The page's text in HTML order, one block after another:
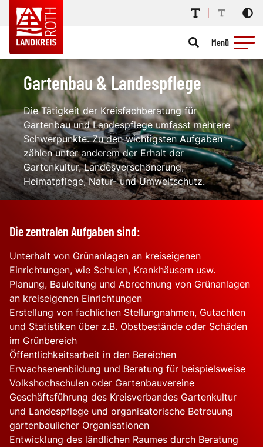
Menü
Gartenbau & Landespflege
Die Tätigkeit der Kreisfachberatung für
Gartenbau und Landespflege umfasst mehrere
Schwerpunkte. Zu den wichtigsten Aufgaben
zählen unter anderem der Erhalt der
Gartenkultur, Landesverschönerung,
Heimatpflege, Natur- und Umweltschutz.
Die zentralen Aufgaben sind:
Unterhalt von Grünanlagen an kreiseigenen
Einrichtungen, wie Schulen, Krankhäusern usw.
Planung, Bauleitung und Abrechnung von Grünanlagen
an kreiseigenen Einrichtungen
Erstellung von fachlichen Stellungnahmen, Gutachten
und Statistiken über z.B. Obstbestände oder Schäden
im Grünbereich
Öffentlichkeitsarbeit in den Bereichen
Erwachsenenbildung und Beratung für beispielsweise
Volkshochschulen oder Gartenbauvereine
Geschäftsführung des Kreisverbandes Gartenkultur
und Landespflege und organisatorische Betreuung
gartenbaulicher Organisationen
Entwicklung des ländlichen Raumes durch Beratung